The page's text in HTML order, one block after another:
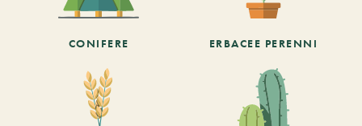
CONIFERE ERBACEE PERENNI